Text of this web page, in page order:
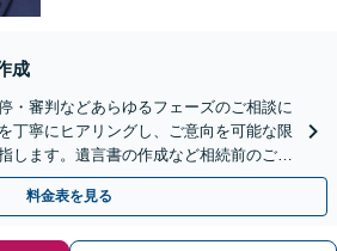
成
・審判などあらゆるフェーズのご相談に
丁寧にヒアリングし、ご意向を可能な限
します。遺言書の作成など相続前のご相
室で対応】
料金表を見る